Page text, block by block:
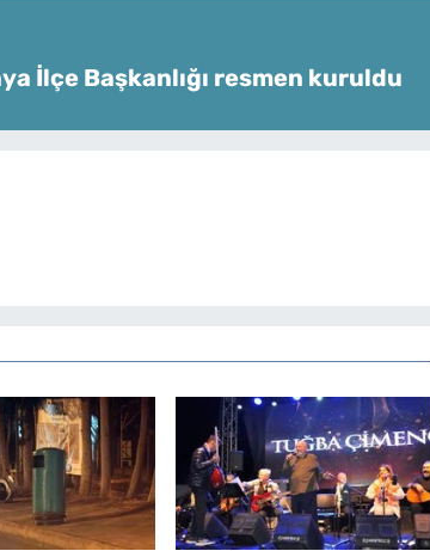
İlçe Başkanlığı resmen kuruldu